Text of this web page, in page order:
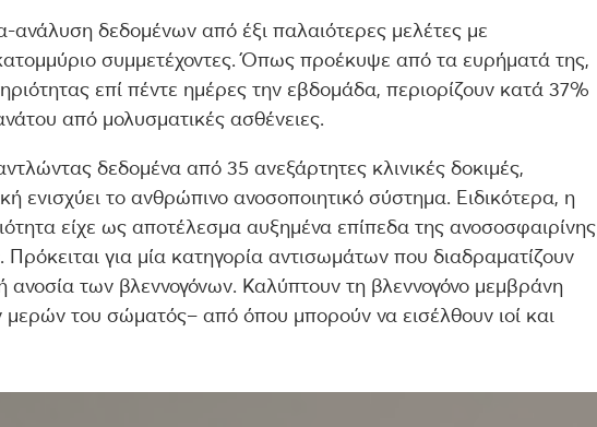
ανάλυση δεδομένων από έξι παλαιότερες μελέτες με
συμμετέχοντες. Όπως προέκυψε από τα ευρήματά της,
επί πέντε ημέρες την εβδομάδα, περιορίζουν κατά 37%
από μολυσματικές ασθένειες.
δεδομένα από 35 ανεξάρτητες κλινικές δοκιμές,
ενισχύει το ανθρώπινο ανοσοποιητικό σύστημα. Ειδικότερα, η
είχε ως αποτέλεσμα αυξημένα επίπεδα της ανοσοσφαιρίνης
Πρόκειται για μία κατηγορία αντισωμάτων που διαδραματίζουν
ανοσία των βλεννογόνων. Καλύπτουν τη βλεννογόνο μεμβράνη
του σώματός– από όπου μπορούν να εισέλθουν ιοί και